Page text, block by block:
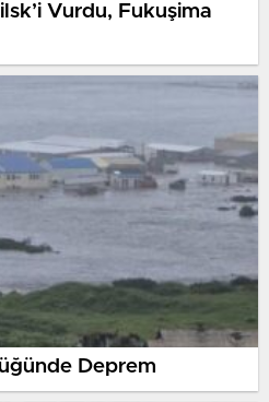
Vurdu, Fukuşima
Deprem